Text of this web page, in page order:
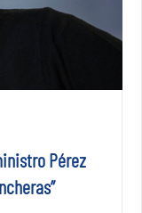
Pérez